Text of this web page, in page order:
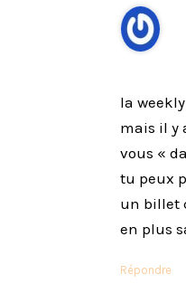
la
mais il y
vous «
tu peux
un billet
en plus
Répondre